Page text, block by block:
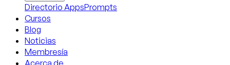
Directorio AppsPrompts
Cursos
Blog
Noticias
Membresía